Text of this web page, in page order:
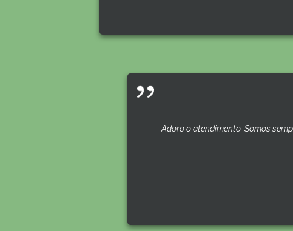
Adoro o atendimento .Somos